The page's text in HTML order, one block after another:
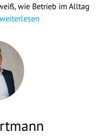
wie Betrieb im Alltag